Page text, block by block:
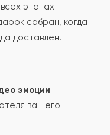
этапах
собран, когда
доставлен.
эмоции
вашего